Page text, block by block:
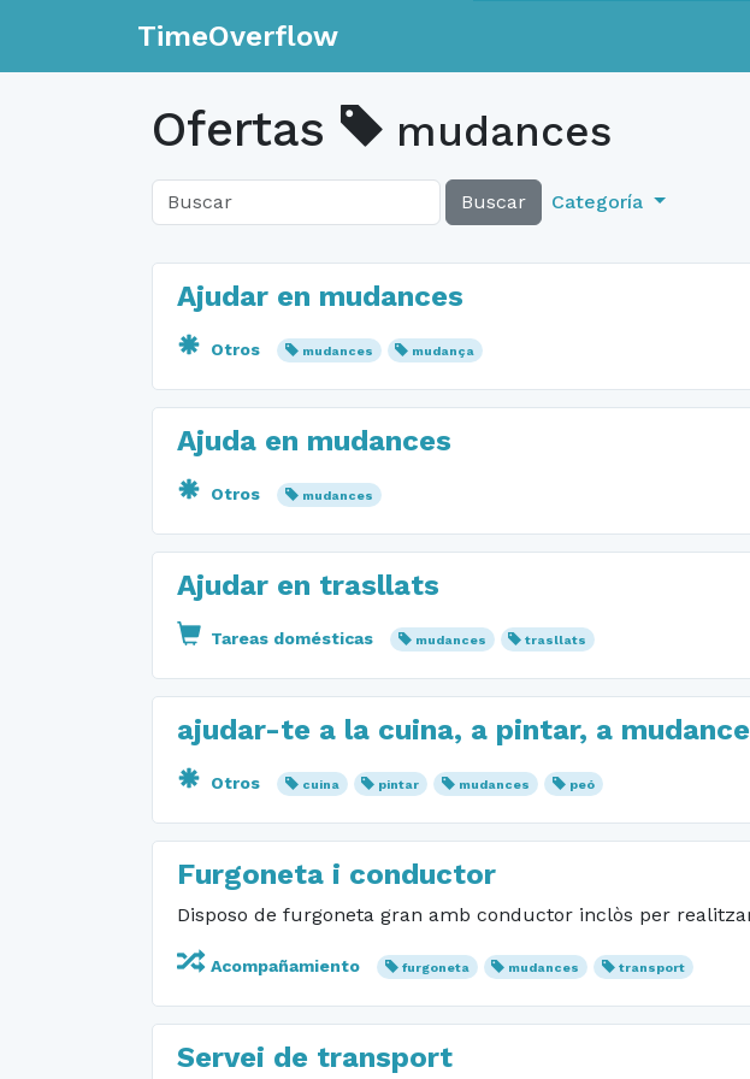
TimeOverflow
Ofertas mudances
Buscar Categoría
Ajudar en mudances
Otros mudances mudança
Ajuda en mudances
Otros mudances
Ajudar en trasllats
Tareas domésticas mudances trasllats
ajudar-te a la cuina, a pintar, a
Otros cuina pintar mudances peó
Furgoneta i conductor
Disposo de furgoneta gran amb conductor inclòs per
Acompañamiento furgoneta mudances transport
Servei de transport